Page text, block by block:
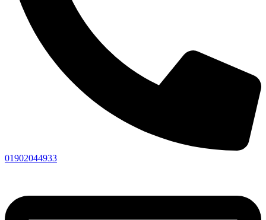
01902044933